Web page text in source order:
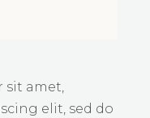
sit amet,
elit, sed do